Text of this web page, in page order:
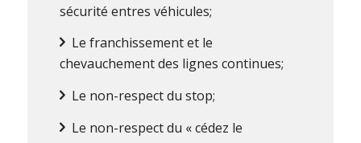
sécurité entres véhicules;
Le franchissement et le
chevauchement des lignes continues;
Le non-respect du stop;
Le non-respect du « cédez le